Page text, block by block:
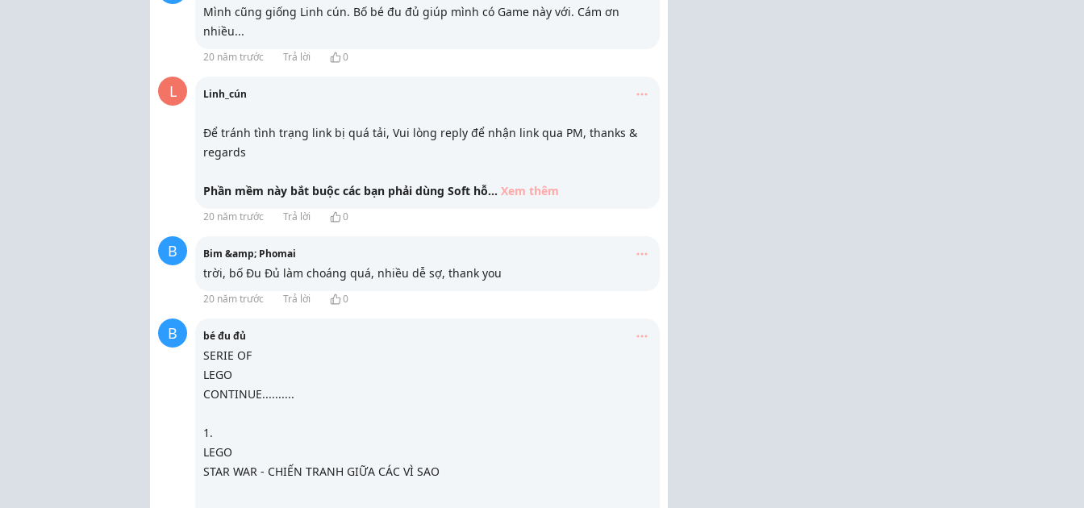
Mình cũng giống Linh cún. Bố bé đu đủ giúp mình có Game này với. Cám ơn
nhiều...
20 năm trước Trả lời 0
L Linh_cún
Để tránh tình trạng link bị quá tải, Vui lòng reply để nhận link qua PM, thanks &
regards
Phần mềm này bắt buộc các bạn phải dùng Soft hỗ... Xem thêm
20 năm trước Trả lời 0
B Bim &amp; Phomai
trời, bố Đu Đủ làm choáng quá, nhiều dễ sợ, thank you
20 năm trước Trả lời 0
B bé đu đủ
SERIE OF
LEGO
CONTINUE..........
1.
LEGO
STAR WAR - CHIẾN TRANH GIỮA CÁC VÌ SAO